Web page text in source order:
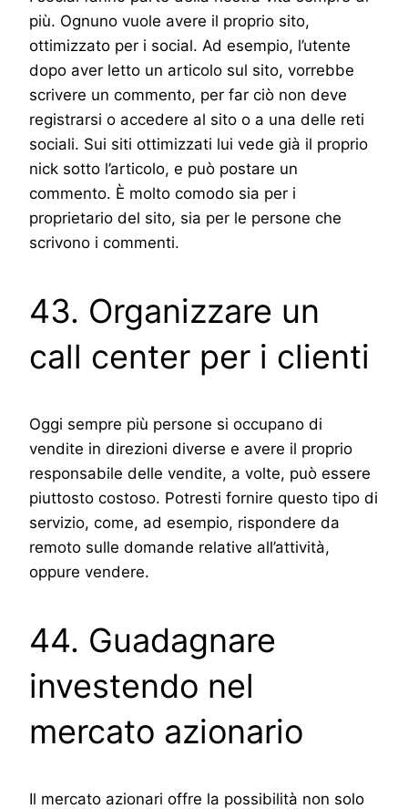
più. Ognuno vuole avere il proprio sito,
ottimizzato per i social. Ad esempio, l’utente
dopo aver letto un articolo sul sito, vorrebbe
scrivere un commento, per far ciò non deve
registrarsi o accedere al sito o a una delle reti
sociali. Sui siti ottimizzati lui vede già il proprio
nick sotto l’articolo, e può postare un
commento. È molto comodo sia per i
proprietario del sito, sia per le persone che
scrivono i commenti.
43. Organizzare un
call center per i clienti
Oggi sempre più persone si occupano di
vendite in direzioni diverse e avere il proprio
responsabile delle vendite, a volte, può essere
piuttosto costoso. Potresti fornire questo tipo di
servizio, come, ad esempio, rispondere da
remoto sulle domande relative all’attività,
oppure vendere.
44. Guadagnare
investendo nel
mercato azionario
Il mercato azionari offre la possibilità non solo